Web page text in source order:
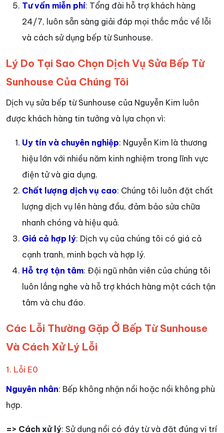
Tư vấn miễn phí: Tổng đài hỗ trợ khách hàng
24/7, luôn sẵn sàng giải đáp mọi thắc mắc về lỗi
và cách sử dụng bếp từ Sunhouse.
Lý Do Tại Sao Chọn Dịch Vụ Sửa Bếp Từ
Sunhouse Của Chúng Tôi
Dịch vụ sửa bếp từ Sunhouse của Nguyễn Kim luôn
được khách hàng tin tưởng và lựa chọn vì:
Uy tín và chuyên nghiệp: Nguyễn Kim là thương
hiệu lớn với nhiều năm kinh nghiệm trong lĩnh vực
điện tử và gia dụng.
Chất lượng dịch vụ cao: Chúng tôi luôn đặt chất
lượng dịch vụ lên hàng đầu, đảm bảo sửa chữa
nhanh chóng và hiệu quả.
Giá cả hợp lý: Dịch vụ của chúng tôi có giá cả
cạnh tranh, minh bạch và hợp lý.
Hỗ trợ tận tâm: Đội ngũ nhân viên của chúng tôi
luôn lắng nghe và hỗ trợ khách hàng một cách tận
tâm và chu đáo.
Các Lỗi Thường Gặp Ở Bếp Từ Sunhouse
Và Cách Xử Lý Lỗi
1. Lỗi E0
Nguyên nhân: Bếp không nhận nồi hoặc nồi không phù
hợp.
=> Cách xử lý: Sử dụng nồi có đáy từ và đặt đúng vị trí